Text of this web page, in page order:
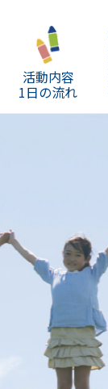
活動内容
1日の流れ